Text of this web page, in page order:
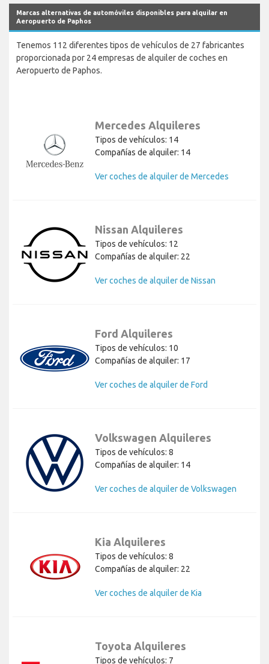
Marcas alternativas de automóviles disponibles para alquilar en
Aeropuerto de Paphos
Tenemos 112 diferentes tipos de vehículos de 27 fabricantes
proporcionada por 24 empresas de alquiler de coches en
Aeropuerto de Paphos.
Mercedes Alquileres
Tipos de vehículos: 14
Compañías de alquiler: 14
Ver coches de alquiler de Mercedes
Nissan Alquileres
Tipos de vehículos: 12
Compañías de alquiler: 22
Ver coches de alquiler de Nissan
Ford Alquileres
Tipos de vehículos: 10
Compañías de alquiler: 17
Ver coches de alquiler de Ford
Volkswagen Alquileres
Tipos de vehículos: 8
Compañías de alquiler: 14
Ver coches de alquiler de Volkswagen
Kia Alquileres
Tipos de vehículos: 8
Compañías de alquiler: 22
Ver coches de alquiler de Kia
Toyota Alquileres
Tipos de vehículos: 7